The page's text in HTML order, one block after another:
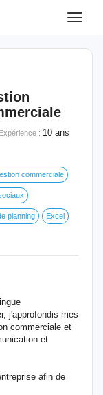
Toggle
Expérience : 10 ans
commerciale
planning Excel
j'approfondis mes
commerciale et
et
afin de